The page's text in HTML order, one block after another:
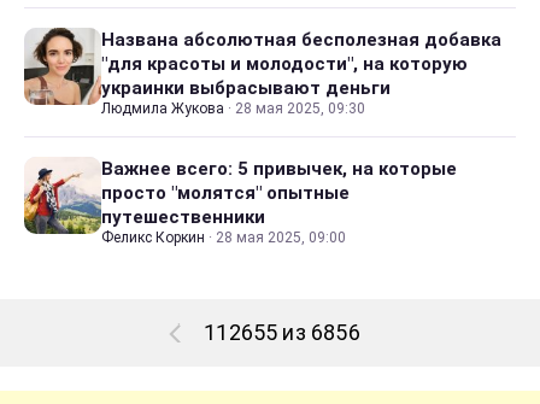
Названа абсолютная бесполезная добавка
"для красоты и молодости", на которую
украинки выбрасывают деньги
Людмила Жукова · 28 мая 2025, 09:30
Важнее всего: 5 привычек, на которые
просто "молятся" опытные
путешественники
Феликс Коркин · 28 мая 2025, 09:00
112655 из 6856